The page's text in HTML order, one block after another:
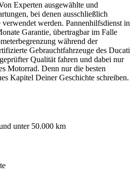
Experten ausgewählte und
bei denen ausschließlich
werden. Pannenhilfsdienst in
Garantie, übertragbar im Falle
während der
Gebrauchtfahrzeuge des Ducati
Qualität fahren und dabei nur
Motorrad. Denn nur die besten
Kapitel Deiner Geschichte schreiben.
unter 50.000 km